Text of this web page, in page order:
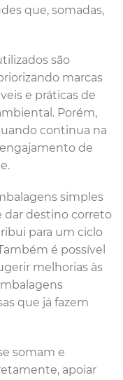
que, somadas,
são
marcas
e práticas de
Porém,
continua na
de
simples
dar destino correto
para um ciclo
é possível
melhorias às
que já fazem
somam e
apoiar